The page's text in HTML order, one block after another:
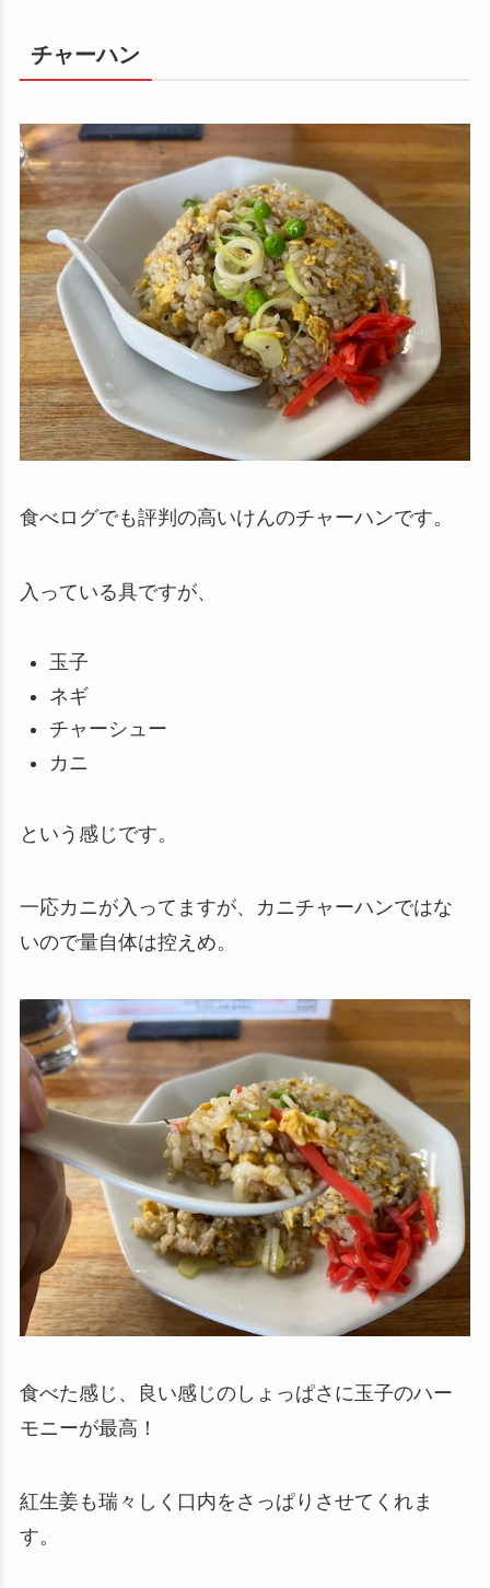
チャーハン
食べログでも評判の高いけんのチャーハンです。
入っている具ですが、
玉子
ネギ
チャーシュー
カニ
という感じです。
一応カニが入ってますが、カニチャーハンではな
いので量自体は控えめ。
食べた感じ、良い感じのしょっぱさに玉子のハー
モニーが最高！
紅生姜も瑞々しく口内をさっぱりさせてくれま
す。